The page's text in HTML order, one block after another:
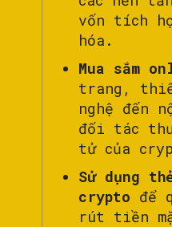
vốn tích
hóa.
Mua sắm
trang,
nghệ đến
đối tác
tử của
Sử dụng
crypto để
rút tiền